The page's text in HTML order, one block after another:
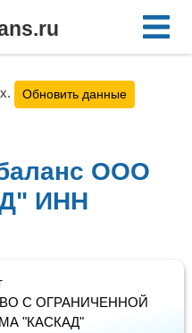
Обновить данные
ООО
ИНН
С ОГРАНИЧЕННОЙ
"КАСКАД"